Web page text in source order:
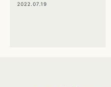
2022.07.19